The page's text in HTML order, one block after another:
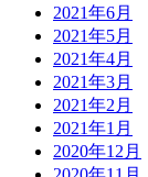
2021年6月
2021年5月
2021年4月
2021年3月
2021年2月
2021年1月
2020年12月